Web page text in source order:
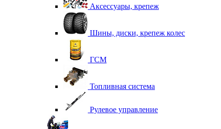
Аксессуары, крепеж
Шины, диски, крепеж колес
ГСМ
Топливная система
Рулевое управление